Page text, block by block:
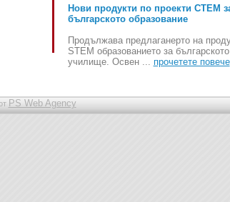
Нови продукти по проекти СТЕМ
българското образование
Продължава предлаганерто на
STEM образованието за българското
училище. Освен ... прочетете повече
PS Web Agency